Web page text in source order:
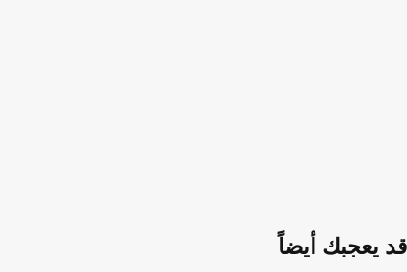
قد يعجبك أيضاً